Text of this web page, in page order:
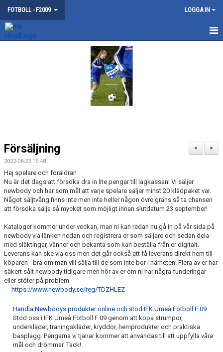
FOTBOLL - F2009 LOGGA IN
>
<
Försäljning
2022-08-22 15:48
Hej spelare och föräldrar!
Nu är det dags att försöka dra in lite pengar till lagkassan! Vi säljer
newbody och har som mål att varje spelare säljer minst 20 klädpaket var.
Något säljtvång finns inte men inte heller någon övre gräns så ta chansen
att försöka sälja så mycket som möjligt innan slutdatum 23 september!
Kataloger kommer under veckan, man ni kan redan nu gå in på vår sida på
newbody via länken nedan och registrera er som säljare och sedan dela
med släktingar, vänner och bekanta som kan beställa från er digitalt.
Leverans kan ske via oss men det går också att få leverans direkt hem till
köparen - bra om man vill sälja till de som inte bor i närheten! Flera av er har
säkert sålt newbody tidigare men hör av er om ni har några funderingar
eller stöter på problem
https://www.newbody.se/reg/TDZHLEZ
Handla Newbodys produkter online och stöd IFK Umeå Fotboll F 09
Stöd oss i IFK Umeå Fotboll F 09 genom att köpa strumpor,
underkläder, träningskläder, kryddor, hemprodukter och praktiska
basplagg. Pengarna vi tjänar kommer att användas till att uppfylla våra
mål och drömmar. Tack!